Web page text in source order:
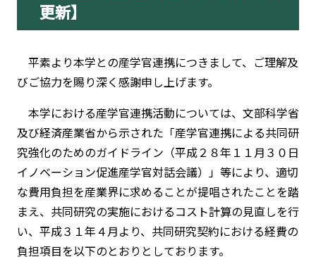
更新】
平素より本学との産学官連携につきまして、ご理解及
びご協力を賜り深く感謝申し上げます。
本学における産学官連携活動については、文部科学省
及び経済産業省から示された「産学官連携による共同研
究強化のためのガイドライン（平成２８年１１月３０日
イノベーション促進産学官対話会議）」等により、適切
な費用負担を産業界に求めることが提唱されたことを踏
まえ、共同研究の実施におけるコスト計算の見直しを行
い、平成３１年４月より、共同研究契約における経費の
負担項目を以下のとおりとしております。